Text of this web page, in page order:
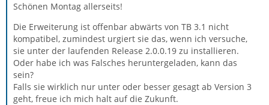
Schönen Montag allerseits!
Die Erweiterung ist offenbar abwärts von TB 3.1 nicht
kompatibel, zumindest urgiert sie das, wenn ich versuche,
sie unter der laufenden Release 2.0.0.19 zu installieren.
Oder habe ich was Falsches heruntergeladen, kann das
sein?
Falls sie wirklich nur unter oder besser gesagt ab Version 3
geht, freue ich mich halt auf die Zukunft.